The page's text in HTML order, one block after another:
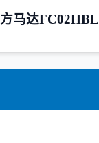
马达FC02HBL